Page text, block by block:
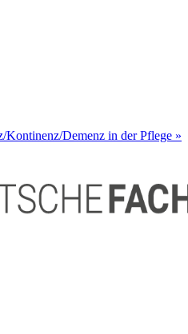
Kontinenz/Demenz in der Pflege »